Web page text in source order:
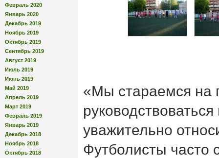
Февраль 2020
Январь 2020
Декабрь 2019
Ноябрь 2019
Октябрь 2019
Сентябрь 2019
Август 2019
Июль 2019
Июнь 2019
Май 2019
Апрель 2019
Март 2019
Февраль 2019
Январь 2019
Декабрь 2018
Ноябрь 2018
Октябрь 2018
«Мы стараемся на
уважительно
Футболисты часто